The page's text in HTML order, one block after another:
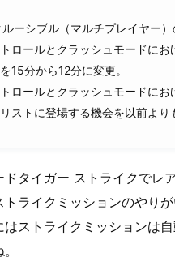
ーシブル（マルチプレイヤー）
ロールとクラッシュモードに
15分から12分に変更。
ロールとクラッシュモードに
ストに登場する機会を以前より
ドタイガー ストライクでレ
ライクミッションのやりが
はストライクミッションは